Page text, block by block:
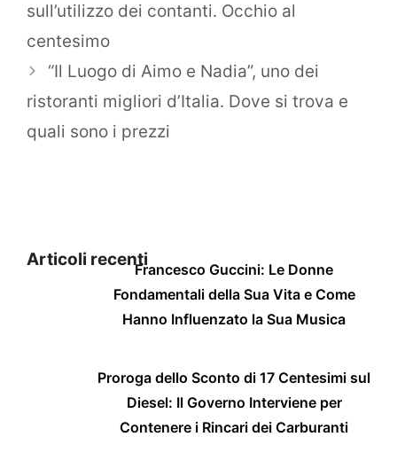
sull’utilizzo dei contanti. Occhio al
centesimo
“Il Luogo di Aimo e Nadia”, uno dei
ristoranti migliori d’Italia. Dove si trova e
quali sono i prezzi
Articoli recentiFrancesco Guccini: Le Donne
Fondamentali della Sua Vita e Come
Hanno Influenzato la Sua Musica
Proroga dello Sconto di 17 Centesimi sul
Diesel: Il Governo Interviene per
Contenere i Rincari dei Carburanti